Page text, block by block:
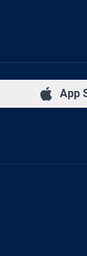
App